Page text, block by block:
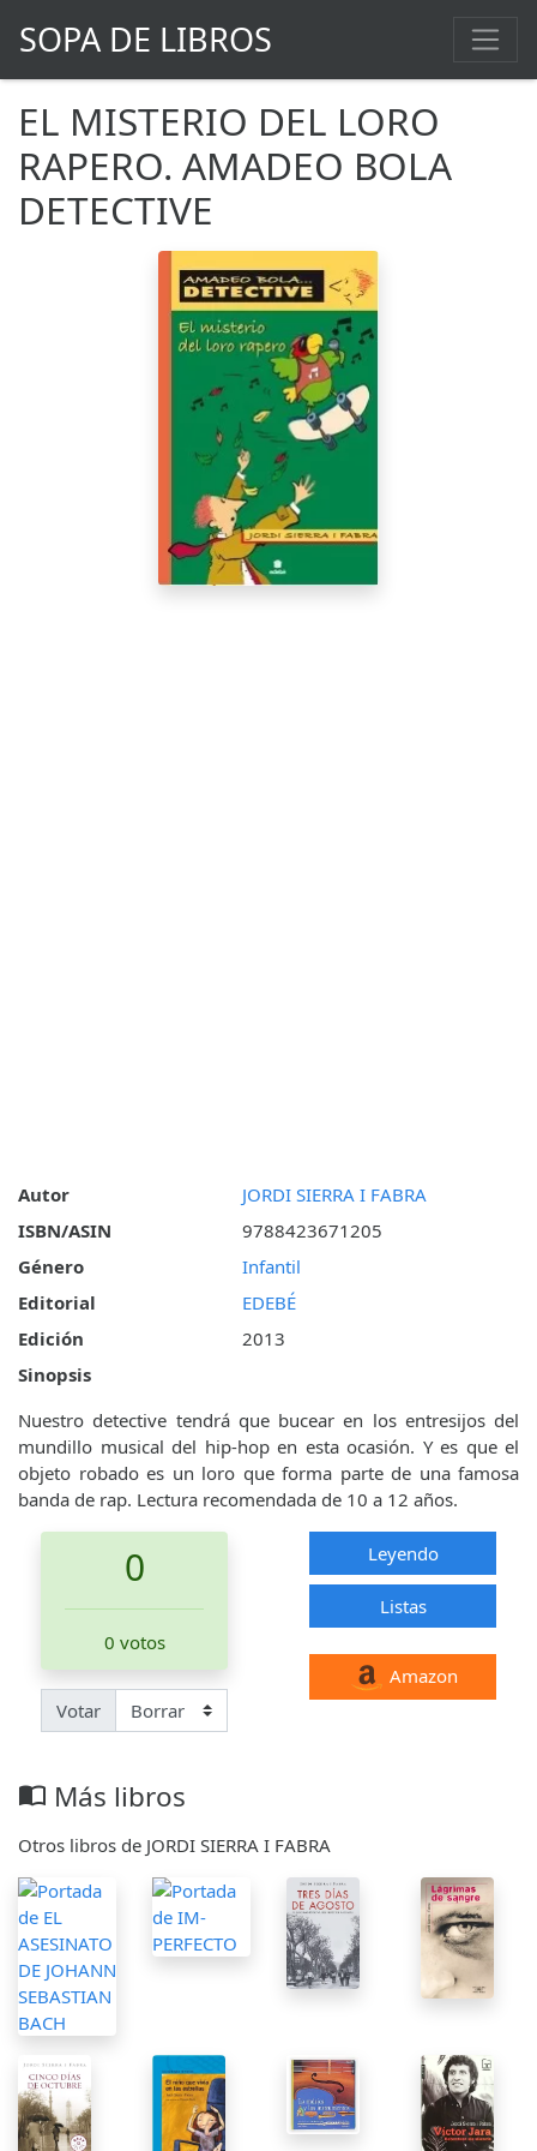
SOPA DE LIBROS
EL MISTERIO DEL LORO
RAPERO. AMADEO BOLA
DETECTIVE
Autor
JORDI SIERRA I FABRA
ISBN/ASIN
9788423671205
Género
Infantil
Editorial
EDEBÉ
Edición
2013
Sinopsis
Nuestro detective tendrá que bucear en los entresijos del
mundillo musical del hip-hop en esta ocasión. Y es que el
objeto robado es un loro que forma parte de una famosa
banda de rap. Lectura recomendada de 10 a 12 años.
0
0 votos
Votar
Leyendo
Listas
Amazon
import_contacts Más libros
Otros libros de JORDI SIERRA I FABRA